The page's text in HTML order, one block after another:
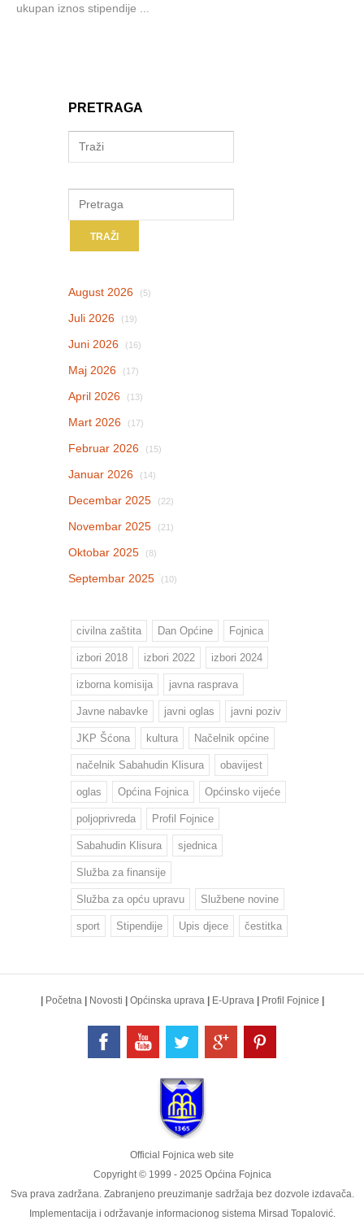
ukupan iznos stipendije ...
PRETRAGA
August 2026 (5)
Juli 2026 (19)
Juni 2026 (16)
Maj 2026 (17)
April 2026 (13)
Mart 2026 (17)
Februar 2026 (15)
Januar 2026 (14)
Decembar 2025 (22)
Novembar 2025 (21)
Oktobar 2025 (8)
Septembar 2025 (10)
civilna zaštita Dan Općine Fojnica
izbori 2018 izbori 2022 izbori 2024
izborna komisija javna rasprava
Javne nabavke javni oglas javni poziv
JKP Šćona kultura Načelnik općine
načelnik Sabahudin Klisura obavijest
oglas Općina Fojnica Općinsko vijeće
poljoprivreda Profil Fojnice
Sabahudin Klisura sjednica
Služba za finansije
Služba za opću upravu Službene novine
sport Stipendije Upis djece čestitka
| Početna | Novosti | Općinska uprava | E-Uprava | Profil Fojnice |
Official Fojnica web site
Copyright © 1999 - 2025 Općina Fojnica
Sva prava zadržana. Zabranjeno preuzimanje sadržaja bez dozvole izdavača.
Implementacija i održavanje informacionog sistema Mirsad Topalović.